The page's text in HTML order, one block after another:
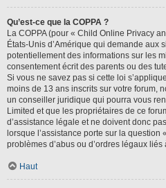
Qu’est-ce que la COPPA ?
La COPPA (pour « Child Online Privacy
États-Unis d’Amérique qui demande aux
potentiellement des informations sur les
consentement écrit des parents ou des
Si vous ne savez pas si cette loi
moins de 13 ans inscrits sur votre forum,
un conseiller juridique qui pourra vous
Limited et que les propriétaires de ce
d’assistance légale et ne doivent donc
lorsque l’assistance porte sur la question
problèmes d’abus ou d’ordres légaux liés
Haut